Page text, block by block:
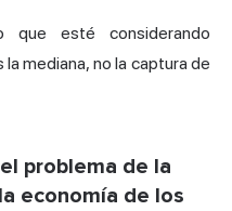
que esté considerando
mediana, no la captura de
problema de la
economía de los